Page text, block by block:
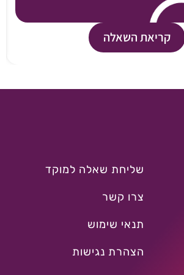
קריאת השאלה
שליחת שאלה למוקד
צרו קשר
תנאי שימוש
הצהרת נגישות